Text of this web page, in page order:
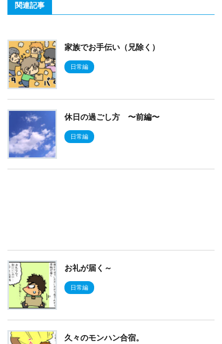
関連記事
家族でお手伝い（兄除く）
日常編
休日の過ごし方 〜前編〜
日常編
お礼が届く～
日常編
久々のモンハン合宿。